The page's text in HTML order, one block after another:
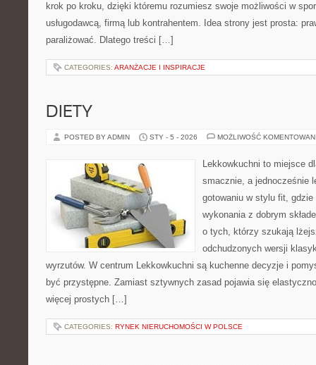
krok po kroku, dzięki któremu rozumiesz swoje możliwości w
usługodawcą, firmą lub kontrahentem. Idea strony jest prosta:
paraliżować. Dlatego treści […]
CATEGORIES: ARANŻACJE I INSPIRACJE
DIETY
POSTED BY ADMIN STY - 5 - 2026 MOŻLIWOŚĆ
Lekkowkuchni to miejsce
smacznie, a jednocześnie
gotowaniu w stylu fit, gdzie
wykonania z dobrym
o tych, którzy szukają
odchudzonych wersji
wyrzutów. W centrum Lekkowkuchni są kuchenne decyzje i
być przystępne. Zamiast sztywnych zasad pojawia się
więcej prostych […]
CATEGORIES: RYNEK NIERUCHOMOŚCI W POLSCE